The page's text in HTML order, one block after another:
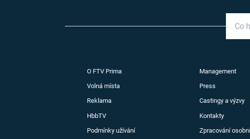
O FTV Prima Management
Volná místa Press
Reklama Castingy a výzvy
HbbTV Kontakty
Podmínky užívání Zpracování